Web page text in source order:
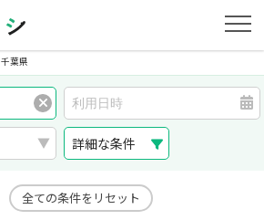
千葉県
詳細な条件
全ての条件をリセット